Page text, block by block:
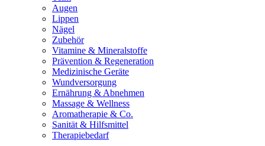
Augen
Lippen
Nägel
Zubehör
Vitamine & Mineralstoffe
Prävention & Regeneration
Medizinische Geräte
Wundversorgung
Ernährung & Abnehmen
Massage & Wellness
Aromatherapie & Co.
Sanität & Hilfsmittel
Therapiebedarf